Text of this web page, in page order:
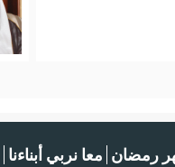
رمضان معا نربي أبناءنا